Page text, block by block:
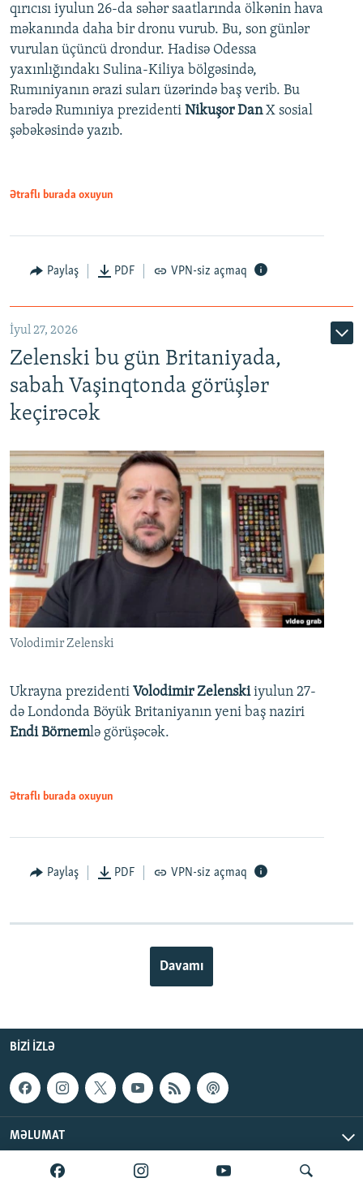
qırıcısı iyulun 26-da səhər saatlarında ölkənin hava
məkanında daha bir dronu vurub. Bu, son günlər
vurulan üçüncü drondur. Hadisə Odessa
yaxınlığındakı Sulina-Kiliya bölgəsində,
Rumıniyanın ərazi suları üzərində baş verib. Bu
barədə Rumıniya prezidenti Nikuşor DanX sosial
şəbəkəsində yazıb.
Ətraflı burada oxuyun
Paylaş PDF VPN-siz açmaq
İyul 27, 2026
Zelenski bu gün Britaniyada,
sabah Vaşinqtonda görüşlər
keçirəcək
Volodimir Zelenski
Ukrayna prezidenti Volodimir Zelenskiiyulun 27-
də Londonda Böyük Britaniyanın yeni baş naziri
Endi Börnemlə görüşəcək.
Ətraflı burada oxuyun
Paylaş PDF VPN-siz açmaq
Davamı
BIZI IZLƏ
MƏLUMAT
AzadlıqRadiosu © 2026 Inc. | Bütün hüquqlar qorunur